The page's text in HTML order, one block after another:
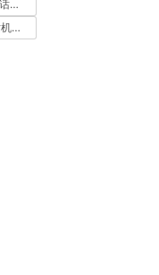
ai智能电话机器人
营销电话机器人